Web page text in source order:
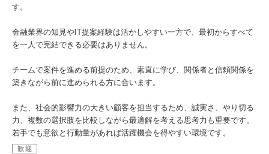
す。
金融業界の知見やIT提案経験は活かしやすい一方で、最初からすべて
を一人で完結できる必要はありません。
チームで案件を進める前提のため、素直に学び、関係者と信頼関係を
築きながら前に進められる方に合います。
また、社会的影響力の大きい顧客を担当するため、誠実さ、やり切る
力、複数の選択肢を比較しながら最適解を考える思考力も重要です。
若手でも意欲と行動量があれば活躍機会を得やすい環境です。
歓迎